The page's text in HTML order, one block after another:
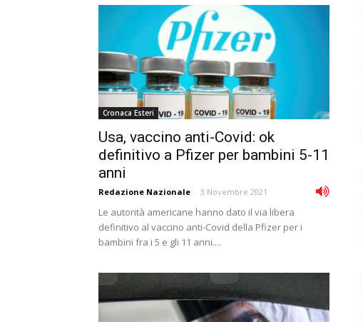
Cronaca Esteri
Usa, vaccino anti-Covid: ok
definitivo a Pfizer per bambini 5-11
anni
Redazione Nazionale - 3 Novembre 2021
Le autorità americane hanno dato il via libera
definitivo al vaccino anti-Covid della Pfizer per i
bambini fra i 5 e gli 11 anni....